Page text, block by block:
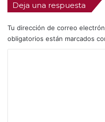
Deja una respuesta
Tu dirección de correo
obligatorios están marcados